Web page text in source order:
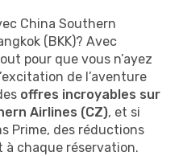
China Southern
(BKK)? Avec
pour que vous n’ayez
de l’aventure
offres incroyables sur
Airlines (CZ), et si
Prime, des réductions
chaque réservation.